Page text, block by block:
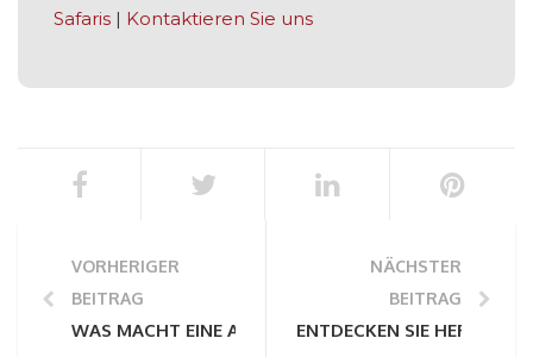
Safaris | Kontaktieren Sie uns
VORHERIGER
BEITRAG
WAS MACHT EINE AFRIKANISCHE SAFARI ZU ETWAS
NÄCHSTER
BEITRAG
ENTDECKEN SIE